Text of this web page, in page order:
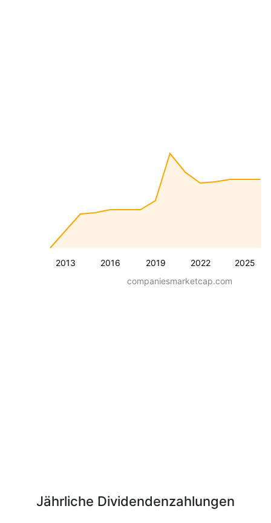
2013 2016 2019 2022
2025
companiesmarketcap.com
Jährliche Dividendenzahlungen